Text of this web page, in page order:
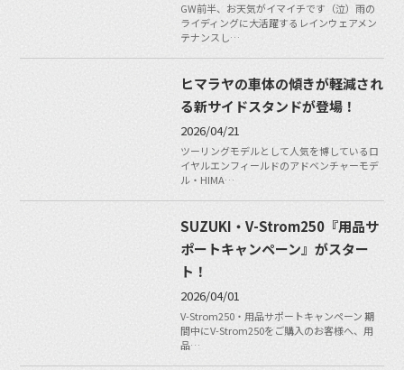
GW前半、お天気がイマイチです（泣）雨の
ライディングに大活躍するレインウェアメン
テナンスし…
ヒマラヤの車体の傾きが軽減され
る新サイドスタンドが登場！
2026/04/21
ツーリングモデルとして人気を博しているロ
イヤルエンフィールドのアドベンチャーモデ
ル・HIMA…
SUZUKI・V-Strom250『用品サ
ポートキャンペーン』がスター
ト！
2026/04/01
V-Strom250・用品サポートキャンペーン 期
間中にV-Strom250をご購入のお客様へ、用
品…